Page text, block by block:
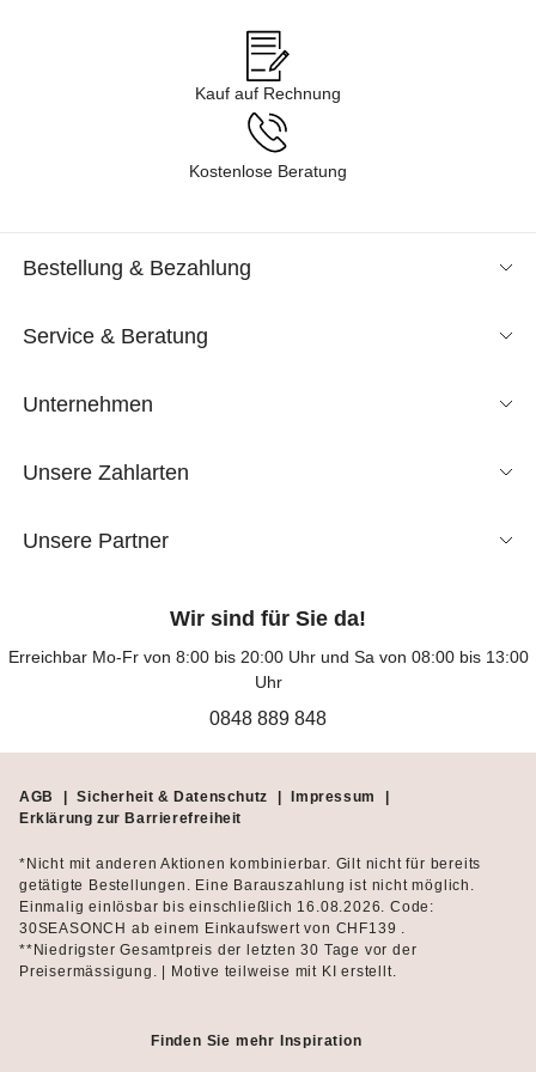
Kauf auf Rechnung
Kostenlose Beratung
Bestellung & Bezahlung
Service & Beratung
Unternehmen
Unsere Zahlarten
Unsere Partner
Wir sind für Sie da!
Erreichbar Mo-Fr von 8:00 bis 20:00 Uhr und Sa von 08:00 bis 13:00
Uhr
0848 889 848
AGB | Sicherheit & Datenschutz | Impressum
|
Erklärung zur Barrierefreiheit
*Nicht mit anderen Aktionen kombinierbar. Gilt nicht für bereits
getätigte Bestellungen. Eine Barauszahlung ist nicht möglich.
Einmalig einlösbar bis einschließlich 16.08.2026. Code:
30SEASONCH ab einem Einkaufswert von CHF139 .
**Niedrigster Gesamtpreis der letzten 30 Tage vor der
Preisermässigung. | Motive teilweise mit KI erstellt.
Finden Sie mehr Inspiration